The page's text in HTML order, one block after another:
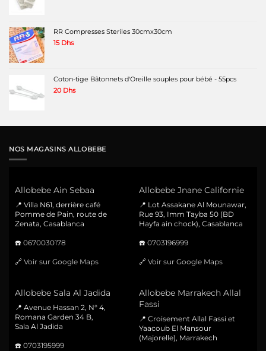
RR Compresses Steriles 30cmx30cm
15 Dhs
Coton-tige Bâtonnets d'Oreille souples pour bébé - 55pcs
20 Dhs
NOS MAGASINS ALLOBEBE
Allobebe Ain Sebaa
📍 Villa N61, derrière café
Pomme de Pain, route de
Zenata, Casablanca
☎️ 0670030178
🔗 Voir sur Google Maps
Allobebe Jnane Californie
📍 Lot Assakane Al Mounawar,
Rue 93, Imm Tayba 50 (BD
Hayfa ain chock), Casablanca
☎️ 0703196999
🔗 Voir sur Google Maps
Allobebe Sala Al Jadida
📍 Avenue Hassan 2, N° 4,
Romana Garden 34 B,
Sala Al Jadida
☎️ 0703195999
Allobebe Marrakech Allal
Fassi
📍 Croisement Allal Fassi et
Yaacoub El Mansour
(Majorelle), Marrakech